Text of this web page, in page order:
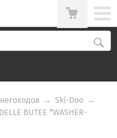
→ Ski-Doo →
BUTEE *WASHER-